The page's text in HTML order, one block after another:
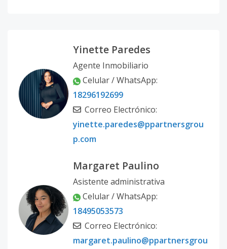
Yinette Paredes
Agente Inmobiliario
Celular / WhatsApp:
18296192699
Correo Electrónico:
yinette.paredes@ppartnersgrou
p.com
Margaret Paulino
Asistente administrativa
Celular / WhatsApp:
18495053573
Correo Electrónico:
margaret.paulino@ppartnersgrou